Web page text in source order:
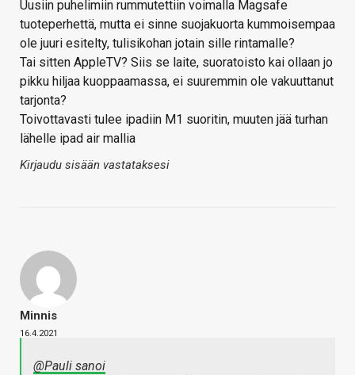
Uusiin puhelimiin rummutettiin voimalla Magsafe
tuoteperhettä, mutta ei sinne suojakuorta kummoisempaa
ole juuri esitelty, tulisikohan jotain sille rintamalle?
Tai sitten AppleTV? Siis se laite, suoratoisto kai ollaan jo
pikku hiljaa kuoppaamassa, ei suuremmin ole vakuuttanut
tarjonta?
Toivottavasti tulee ipadiin M1 suoritin, muuten jää turhan
lähelle ipad air mallia
Kirjaudu sisään vastataksesi
Minnis
16.4.2021
@Pauli sanoi